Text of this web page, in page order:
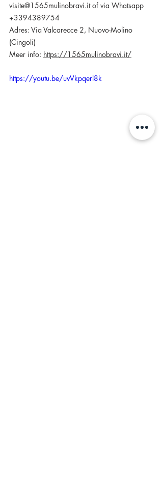
visite@1565mulinobravi.it of via Whatsapp
+3394389754
Adres: Via Valcarecce 2, Nuovo-Molino
(Cingoli)
Meer info: https://1565mulinobravi.it/
https://youtu.be/uvVkpqerl8k